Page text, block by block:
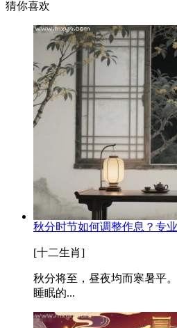
猜你喜欢
秋分时节如何调整作息？专
[十二生肖]
秋分将至，昼夜均而寒暑平
睡眠的...